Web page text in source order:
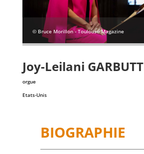
© Bruce Morillon - Toulouse Magazine
Joy-Leilani GARBUTT
orgue
Etats-Unis
BIOGRAPHIE